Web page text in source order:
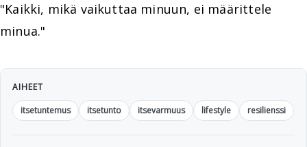
"Kaikki, mikä vaikuttaa minuun, ei määrittele
minua."
AIHEET
itsetuntemus
itsetunto itsevarmuus lifestyle resilienssi